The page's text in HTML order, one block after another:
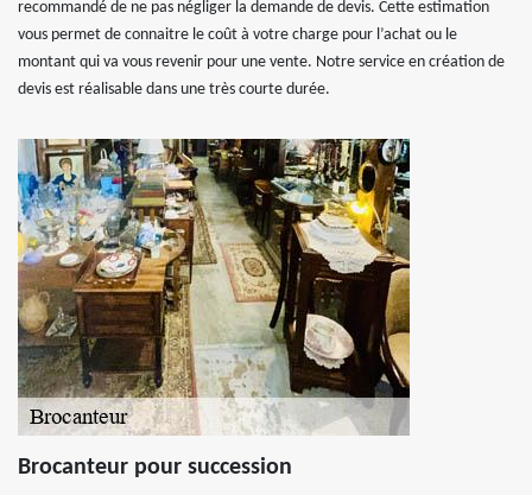
recommandé de ne pas négliger la demande de devis. Cette estimation
vous permet de connaitre le coût à votre charge pour l’achat ou le
montant qui va vous revenir pour une vente. Notre service en création de
devis est réalisable dans une très courte durée.
Brocanteur pour succession